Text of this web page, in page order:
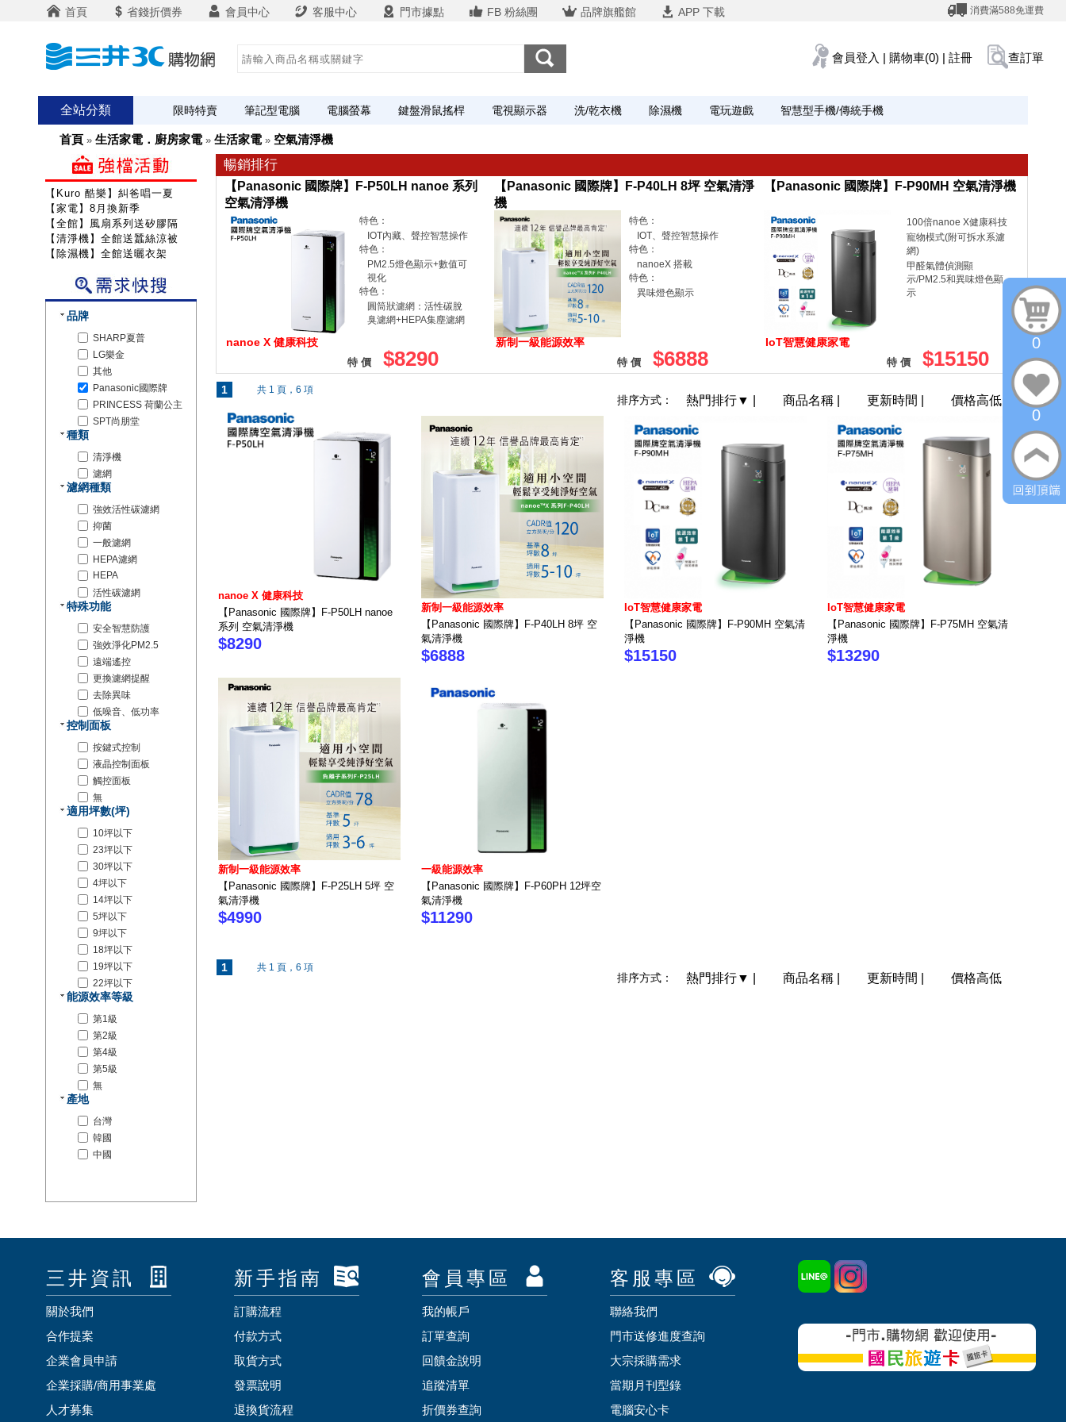
首頁 省錢折價券 會員中心 客服中心 門市據點 FB 粉絲團 品牌旗艦館 APP 下載 消費滿588免運費
會員登入 | 購物車(0) | 註冊 查訂單
全站分類 限時特賣 筆記型電腦 電腦螢幕 鍵盤滑鼠搖桿 電視顯示器 洗/乾衣機 除濕機 電玩遊戲 智慧型手機/傳統手機
首頁 » 生活家電．廚房家電» 生活家電» 空氣清淨機
暢銷排行
nanoe X 健康科技
【Panasonic 國際牌】F-P50LH nanoe 系列
空氣清淨機
特色：
IOT內藏、聲控智慧操作
特色：
PM2.5燈色顯示+數值可
視化
特色：
圓筒狀濾網：活性碳脫
臭濾網+HEPA集塵濾網
特 價 $8290
新制一級能源效率
【Panasonic 國際牌】F-P40LH 8坪 空氣清淨
機
特色：
IOT、聲控智慧操作
特色：
nanoeX 搭載
特色：
異味燈色顯示
特 價 $6888
IoT智慧健康家電
【Panasonic 國際牌】F-P90MH 空氣清淨機
100倍nanoe X健康科技
寵物模式(附可拆水系濾
網)
甲醛氣體偵測顯
示/PM2.5和異味燈色顯
示
特 價 $15150
1 共 1 頁，6 項
排序方式： 熱門排行▼ 商品名稱 更新時間 價格高低
nanoe X 健康科技
【Panasonic 國際牌】F-P50LH nanoe
系列 空氣清淨機
$8290
新制一級能源效率
【Panasonic 國際牌】F-P40LH 8坪 空
氣清淨機
$6888
IoT智慧健康家電
【Panasonic 國際牌】F-P90MH 空氣清
淨機
$15150
IoT智慧健康家電
【Panasonic 國際牌】F-P75MH 空氣清
淨機
$13290
新制一級能源效率
【Panasonic 國際牌】F-P25LH 5坪 空
氣清淨機
$4990
一級能源效率
【Panasonic 國際牌】F-P60PH 12坪空
氣清淨機
$11290
1 共 1 頁，6 項
排序方式： 熱門排行▼ 商品名稱 更新時間 價格高低
【Kuro 酷樂】糾爸唱一夏
【家電】8月換新季
【全館】風扇系列送矽膠隔熱組
【清淨機】全館送蠶絲涼被
【除濕機】全館送曬衣架
品牌
SHARP夏普
LG樂金
其他
Panasonic國際牌
PRINCESS 荷蘭公主
SPT尚朋堂
種類
清淨機
濾網
濾網種類
強效活性碳濾網
抑菌
一般濾網
HEPA濾網
HEPA
活性碳濾網
特殊功能
安全智慧防護
強效淨化PM2.5
遠端遙控
更換濾網提醒
去除異味
低噪音、低功率
控制面板
按鍵式控制
液晶控制面板
觸控面板
無
適用坪數(坪)
10坪以下
23坪以下
30坪以下
4坪以下
14坪以下
5坪以下
9坪以下
18坪以下
19坪以下
22坪以下
能源效率等級
第1級
第2級
第4級
第5級
無
產地
台灣
韓國
中國
三井資訊
關於我們
合作提案
企業會員申請
企業採購/商用事業處
人才募集
新手指南
訂購流程
付款方式
取貨方式
發票說明
退換貨流程
會員專區
我的帳戶
訂單查詢
回饋金說明
追蹤清單
折價券查詢
客服專區
聯絡我們
門市送修進度查詢
大宗採購需求
當期月刊型錄
電腦安心卡
0
0